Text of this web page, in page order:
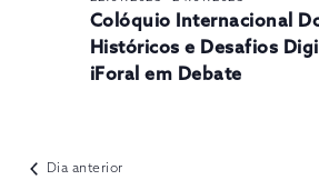
Colóquio Internacional
Históricos e Desafios
iForal em Debate
Dia anterior